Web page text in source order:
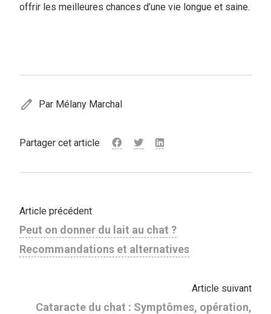
offrir les meilleures chances d’une vie longue et saine.
edit Par Mélany Marchal
Partager cet article
Article précédent
Peut on donner du lait au chat ?
Recommandations et alternatives
Article suivant
Cataracte du chat : Symptômes, opération,